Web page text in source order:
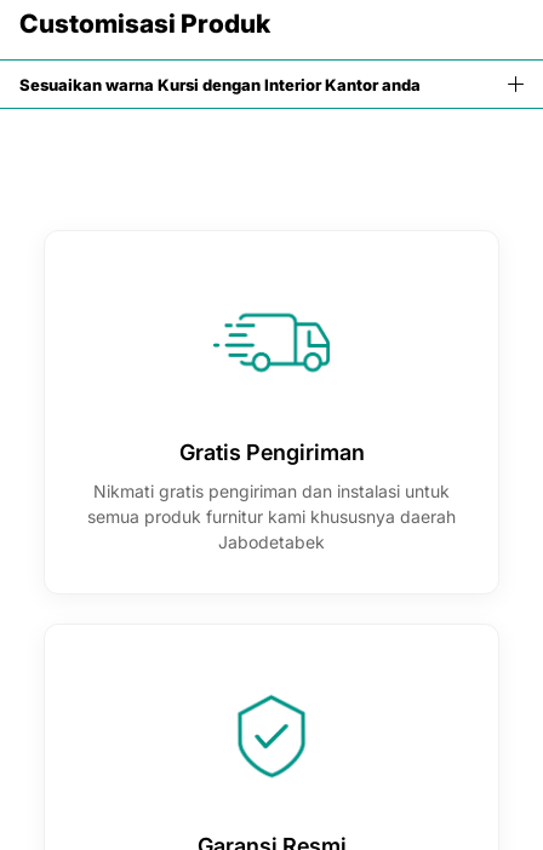
Customisasi Produk
Sesuaikan warna Kursi dengan Interior Kantor anda
Gratis Pengiriman
Nikmati gratis pengiriman dan instalasi untuk
semua produk furnitur kami khususnya daerah
Jabodetabek